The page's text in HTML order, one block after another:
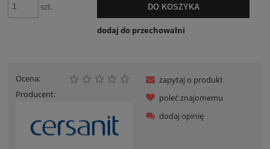
szt. DO KOSZYKA
dodaj do przechowalni
Ocena:
Producent:
zapytaj o produkt
poleć znajomemu
dodaj opinię